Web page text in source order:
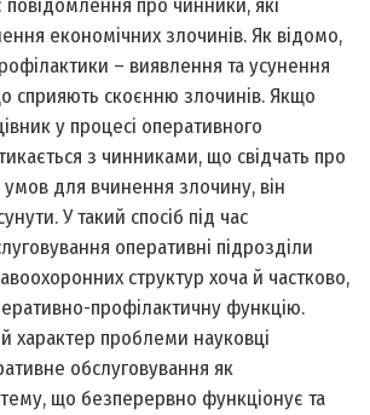
повідомлення про чинники, які
економічних злочинів. Як відомо,
– виявлення та усунення
сприяють скоєнню злочинів. Якщо
у процесі оперативного
з чинниками, що свідчать про
умов для вчинення злочину, він
У такий спосіб під час
оперативні підрозділи
структур хоча й частково,
профілактичну функцію.
характер проблеми науковці
обслуговування як
що безперервно функціонує та